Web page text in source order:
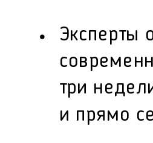
Эксперты
три
и прямо